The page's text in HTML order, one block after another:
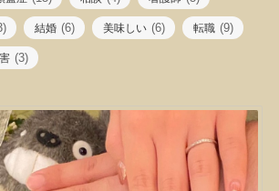
結婚 (6) 美味しい (6) 転職 (9)
(3)